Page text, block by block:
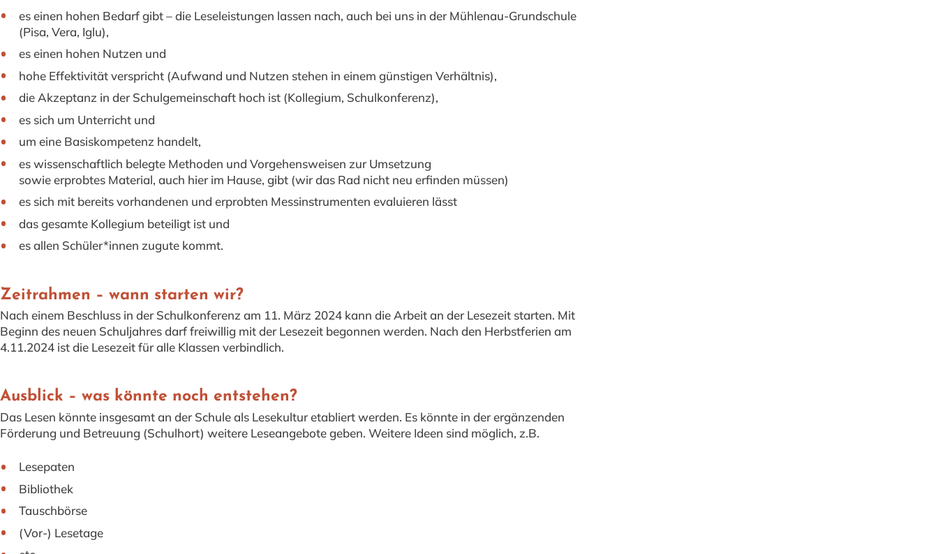
es einen hohen Bedarf gibt – die Leseleistungen lassen nach, auch bei uns in der Mühlenau-Grundschule
(Pisa, Vera, Iglu),
es einen hohen Nutzen und
hohe Effektivität verspricht (Aufwand und Nutzen stehen in einem günstigen Verhältnis),
die Akzeptanz in der Schulgemeinschaft hoch ist (Kollegium, Schulkonferenz),
es sich um Unterricht und
um eine Basiskompetenz handelt,
es wissenschaftlich belegte Methoden und Vorgehensweisen zur Umsetzung
sowie erprobtes Material, auch hier im Hause, gibt (wir das Rad nicht neu erfinden müssen)
es sich mit bereits vorhandenen und erprobten Messinstrumenten evaluieren lässt
das gesamte Kollegium beteiligt ist und
es allen Schüler*innen zugute kommt.
Zeitrahmen – wann starten wir?
Nach einem Beschluss in der Schulkonferenz am 11. März 2024 kann die Arbeit an der Lesezeit starten. Mit
Beginn des neuen Schuljahres darf freiwillig mit der Lesezeit begonnen werden. Nach den Herbstferien am
4.11.2024 ist die Lesezeit für alle Klassen verbindlich.
Ausblick – was könnte noch entstehen?
Das Lesen könnte insgesamt an der Schule als Lesekultur etabliert werden. Es könnte in der ergänzenden
Förderung und Betreuung (Schulhort) weitere Leseangebote geben. Weitere Ideen sind möglich, z.B.
Lesepaten
Bibliothek
Tauschbörse
(Vor-) Lesetage